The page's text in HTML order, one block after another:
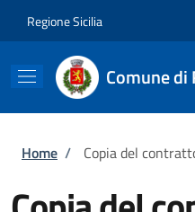
Regione Sicilia
Comune di
Briciole di
Home / Copia del